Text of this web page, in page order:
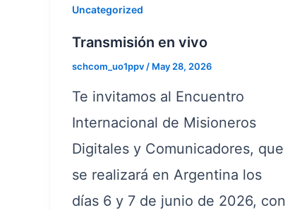
Uncategorized
Transmisión en vivo
schcom_uo1ppv / May 28, 2026
Te invitamos al Encuentro
Internacional de Misioneros
Digitales y Comunicadores, que
se realizará en Argentina los
días 6 y 7 de junio de 2026, con